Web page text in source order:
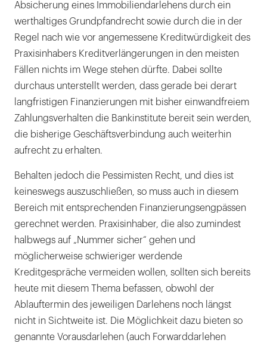
Absicherung eines Immobiliendarlehens durch ein
werthaltiges Grundpfandrecht sowie durch die in der
Regel nach wie vor angemessene Kreditwürdigkeit des
Praxisinhabers Kreditverlängerungen in den meisten
Fällen nichts im Wege stehen dürfte. Dabei sollte
durchaus unterstellt werden, dass gerade bei derart
langfristigen Finanzierungen mit bisher einwandfreiem
Zahlungsverhalten die Bankinstitute bereit sein werden,
die bisherige Geschäftsverbindung auch weiterhin
aufrecht zu erhalten.
Behalten jedoch die Pessimisten Recht, und dies ist
keineswegs auszuschließen, so muss auch in diesem
Bereich mit entsprechenden Finanzierungsengpässen
gerechnet werden. Praxisinhaber, die also zumindest
halbwegs auf „Nummer sicher“ gehen und
möglicherweise schwieriger werdende
Kreditgespräche vermeiden wollen, sollten sich bereits
heute mit diesem Thema befassen, obwohl der
Ablauftermin des jeweiligen Darlehens noch längst
nicht in Sichtweite ist. Die Möglichkeit dazu bieten so
genannte Vorausdarlehen (auch Forwarddarlehen